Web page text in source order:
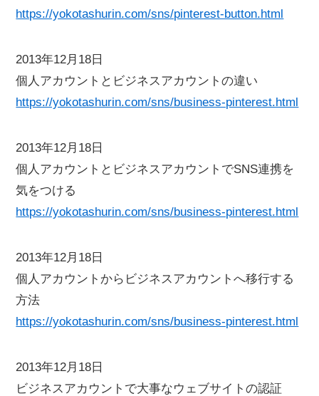
https://yokotashurin.com/sns/pinterest-button.html
2013年12月18日
個人アカウントとビジネスアカウントの違い
https://yokotashurin.com/sns/business-pinterest.html
2013年12月18日
個人アカウントとビジネスアカウントでSNS連携を
気をつける
https://yokotashurin.com/sns/business-pinterest.html
2013年12月18日
個人アカウントからビジネスアカウントへ移行する
方法
https://yokotashurin.com/sns/business-pinterest.html
2013年12月18日
ビジネスアカウントで大事なウェブサイトの認証